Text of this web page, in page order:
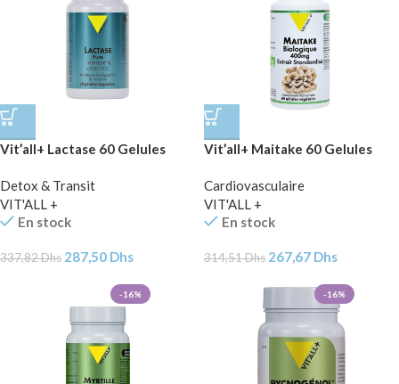
Vit’all+ Lactase 60 Gelules
Detox & Transit
VIT'ALL +
En stock
337,82Dhs 287,50 Dhs
Vit’all+ Maitake 60 Gelules
Cardiovasculaire
VIT'ALL +
En stock
314,51Dhs 267,67 Dhs
-16% -16%